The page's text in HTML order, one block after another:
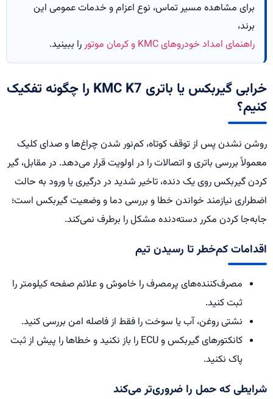
برای مشاهده مسیر تماس، نوع اعزام و خدمات عمومی این
برند،
راهنمای امداد خودروهای KMC و کرمان موتور
را ببینید.
خرابی گیربکس یا باتری KMC K7 را چگونه تفکیک
کنیم؟
روشن نشدن پس از توقف کوتاه، کم‌نور شدن چراغ‌ها و صدای کلیک
معمولاً بررسی باتری و اتصالات را در اولویت قرار می‌دهد. در مقابل، گیر
کردن گیربکس روی یک دنده، تاخیر شدید در درگیری یا ورود به حالت
اضطراری نیازمند خواندن خطا و بررسی دما و وضعیت گیربکس است؛
جابه‌جا کردن مکرر دسته‌دنده مشکل را برطرف نمی‌کند.
اقدامات کم‌خطر تا رسیدن تیم
مصرف‌کننده‌های پرمصرف را خاموش و علائم صفحه کیلومتر را
ثبت کنید.
نشتی روغن، آب یا سوخت را فقط از فاصله امن بررسی کنید.
کانکتورهای گیربکس و ECU را باز نکنید و خطاها را پیش از ثبت
پاک نکنید.
شرایطی که حمل را ضروری‌تر می‌کند